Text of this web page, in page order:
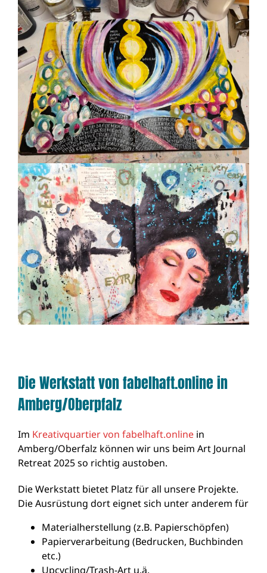
Die Werkstatt von fabelhaft.online in
Amberg/Oberpfalz
Im Kreativquartier von fabelhaft.onlinein
Amberg/Oberfalz können wir uns beim Art Journal
Retreat 2025 so richtig austoben.
Die Werkstatt bietet Platz fürall unsere Projekte.
Die Ausrüstung dort eignet sich unter anderem für
Materialherstellung (z.B. Papierschöpfen)
Papierverarbeitung (Bedrucken, Buchbinden
etc.)
Upcycling/Trash-Art u.ä.